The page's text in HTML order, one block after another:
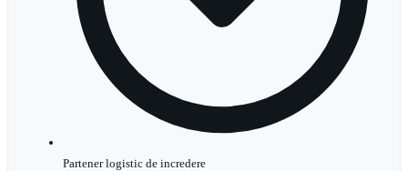
Partener logistic de incredere